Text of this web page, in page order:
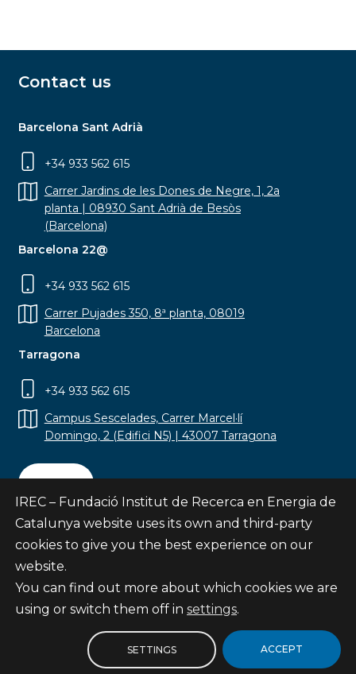
Contact us
Barcelona Sant Adrià
+34 933 562 615
Carrer Jardins de les Dones de Negre, 1, 2a
planta | 08930 Sant Adrià de Besòs
(Barcelona)
Barcelona 22@
+34 933 562 615
Carrer Pujades 350, 8ª planta, 08019
Barcelona
Tarragona
+34 933 562 615
Campus Sescelades, Carrer Marcel·lí
Domingo, 2 (Edifici N5) | 43007 Tarragona
Contact
Subscribe
© Fundació Institut de Recerca en Energia de
IREC – Fundació Institut de Recerca en Energia de
Catalunya website uses its own and third-party
cookies to give you the best experience on our
website.
You can find out more about which cookies we are
using or switch them off in settings.
ACCEPT
SETTINGS